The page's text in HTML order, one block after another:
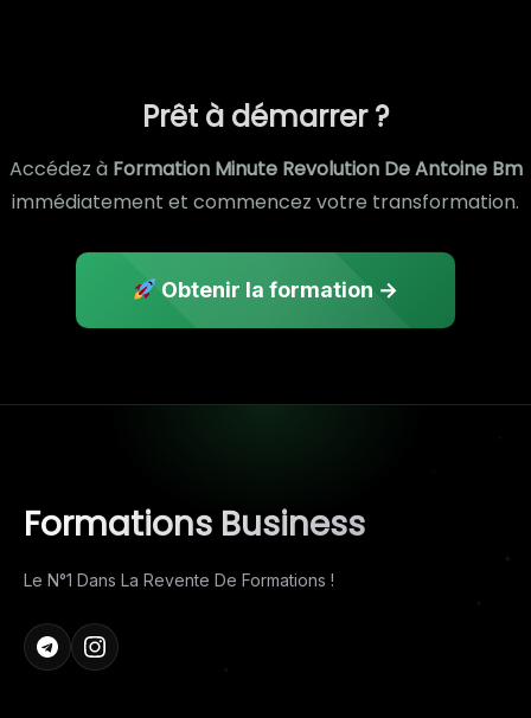
Prêt à démarrer ?
Accédez à Formation Minute Revolution De Antoine Bm
immédiatement et commencez votre transformation.
Obtenir la formation →
Formations Business
Le N°1 Dans La Revente De Formations !